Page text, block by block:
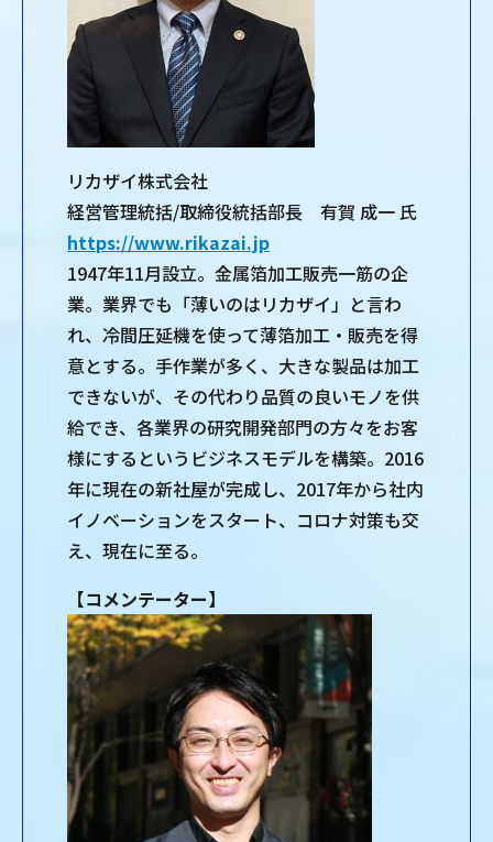
リカザイ株式会社
経営管理統括/取締役統括部長 有賀 成一 氏
https://www.rikazai.jp
1947年11月設立。金属箔加工販売一筋の企
業。業界でも「薄いのはリカザイ」と言わ
れ、冷間圧延機を使って薄箔加工・販売を得
意とする。手作業が多く、大きな製品は加工
できないが、その代わり品質の良いモノを供
給でき、各業界の研究開発部門の方々をお客
様にするというビジネスモデルを構築。2016
年に現在の新社屋が完成し、2017年から社内
イノベーションをスタート、コロナ対策も交
え、現在に至る。
【コメンテーター】